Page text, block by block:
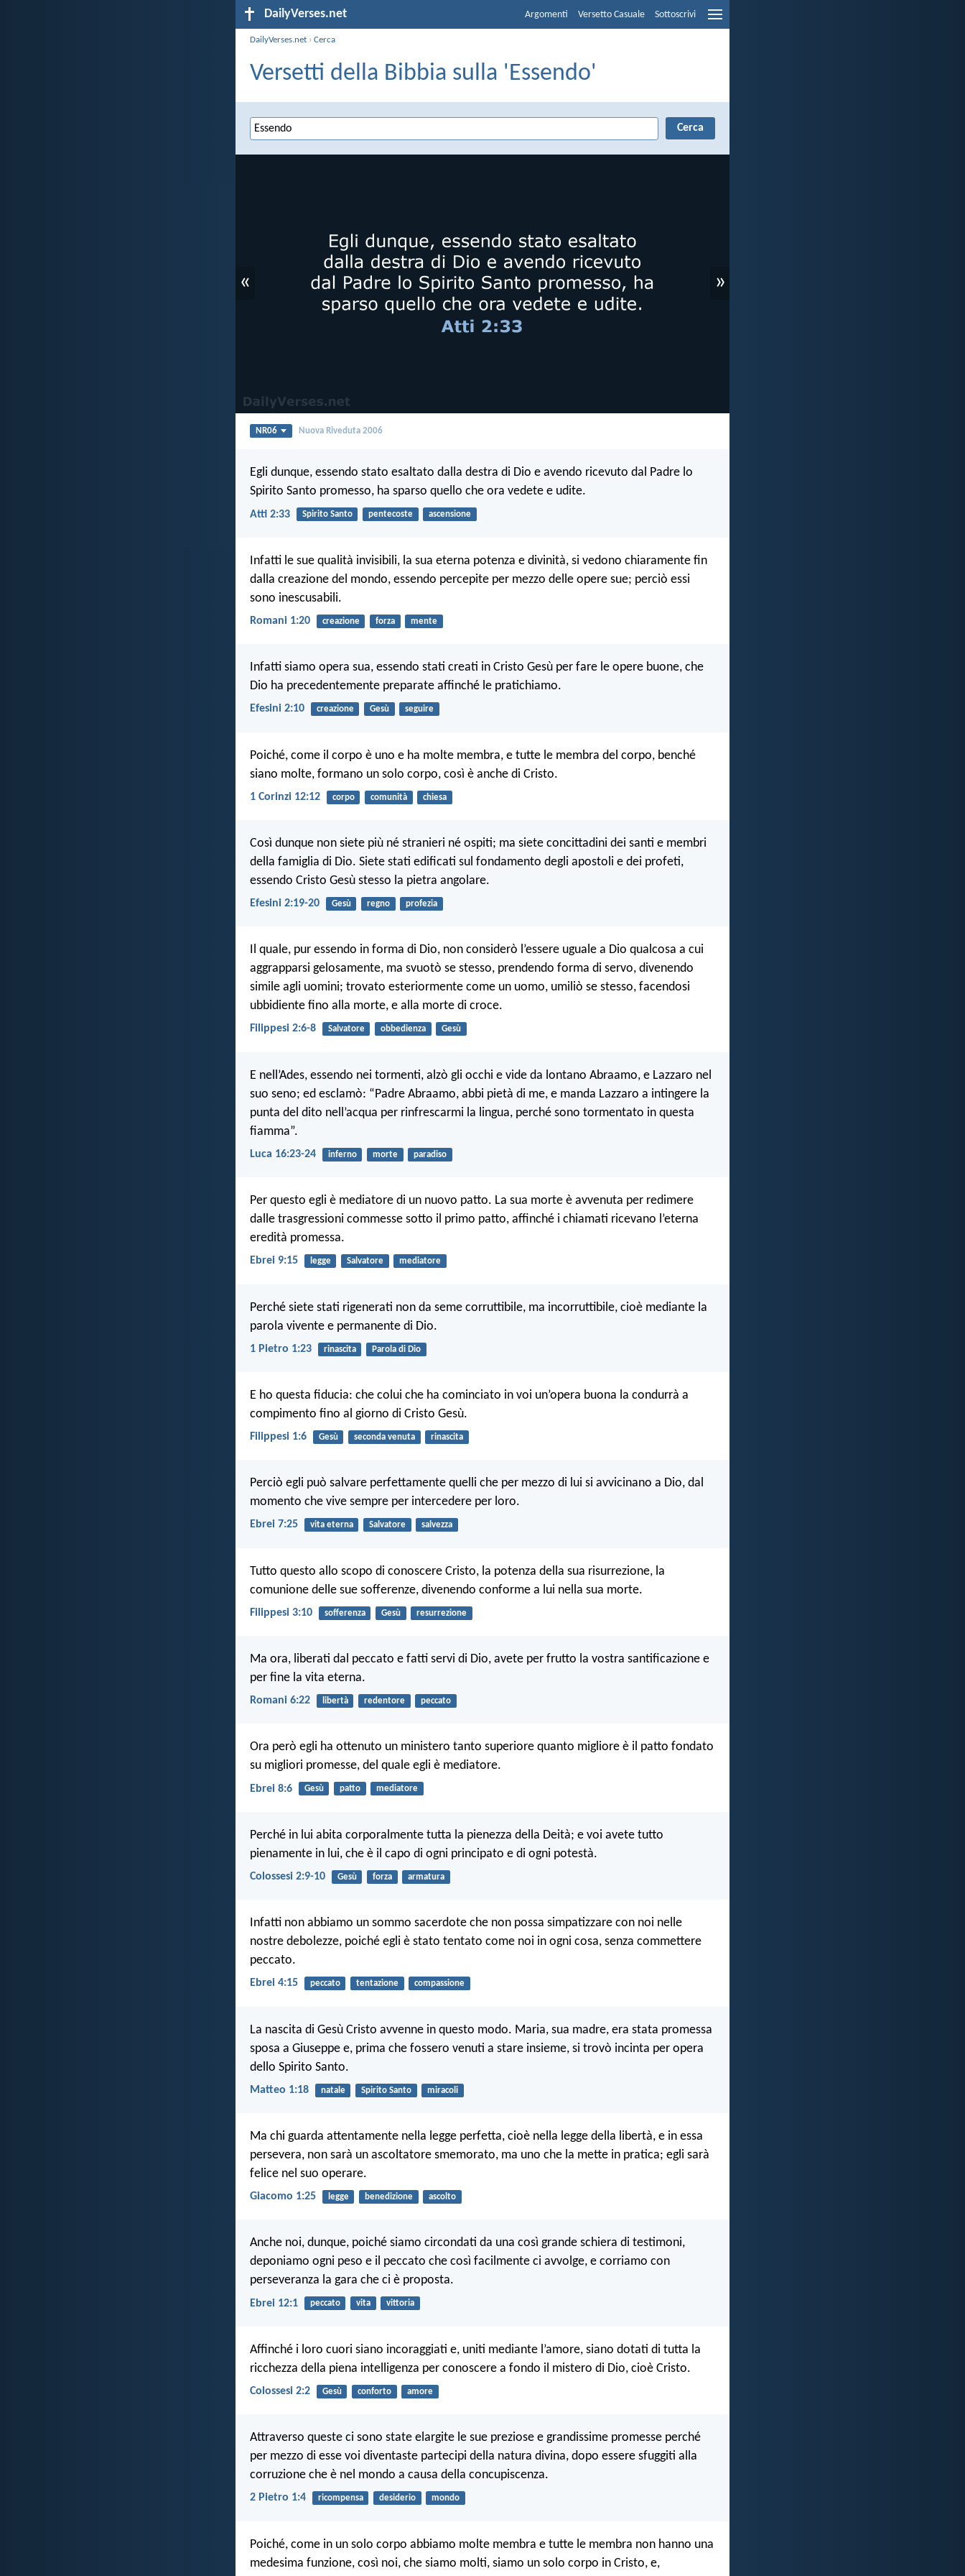
DailyVerses.net Argomenti Versetto Casuale Sottoscrivi
DailyVerses.net ›Cerca
Versetti della Bibbia sulla 'Essendo'
« »
NR06 Nuova Riveduta 2006
Egli dunque, essendo stato esaltato dalla destra di Dio e avendo ricevuto dal Padre lo
Spirito Santo promesso, ha sparso quello che ora vedete e udite.
Atti 2:33 Spirito Santo pentecoste ascensione
Infatti le sue qualità invisibili, la sua eterna potenza e divinità, si vedono chiaramente fin
dalla creazione del mondo, essendo percepite per mezzo delle opere sue; perciò essi
sono inescusabili.
Romani 1:20 creazione forza mente
Infatti siamo opera sua, essendo stati creati in Cristo Gesù per fare le opere buone, che
Dio ha precedentemente preparate affinché le pratichiamo.
Efesini 2:10 creazione Gesù seguire
Poiché, come il corpo è uno e ha molte membra, e tutte le membra del corpo, benché
siano molte, formano un solo corpo, così è anche di Cristo.
1 Corinzi 12:12 corpo comunità chiesa
Così dunque non siete più né stranieri né ospiti; ma siete concittadini dei santi e membri
della famiglia di Dio. Siete stati edificati sul fondamento degli apostoli e dei profeti,
essendo Cristo Gesù stesso la pietra angolare.
Efesini 2:19-20 Gesù regno profezia
Il quale, pur essendo in forma di Dio, non considerò l’essere uguale a Dio qualcosa a cui
aggrapparsi gelosamente, ma svuotò se stesso, prendendo forma di servo, divenendo
simile agli uomini; trovato esteriormente come un uomo, umiliò se stesso, facendosi
ubbidiente fino alla morte, e alla morte di croce.
Filippesi 2:6-8 Salvatore obbedienza Gesù
E nell’Ades, essendo nei tormenti, alzò gli occhi e vide da lontano Abraamo, e Lazzaro nel
suo seno; ed esclamò: “Padre Abraamo, abbi pietà di me, e manda Lazzaro a intingere la
punta del dito nell’acqua per rinfrescarmi la lingua, perché sono tormentato in questa
fiamma”.
Luca 16:23-24 inferno morte paradiso
Per questo egli è mediatore di un nuovo patto. La sua morte è avvenuta per redimere
dalle trasgressioni commesse sotto il primo patto, affinché i chiamati ricevano l’eterna
eredità promessa.
Ebrei 9:15 legge Salvatore mediatore
Perché siete stati rigenerati non da seme corruttibile, ma incorruttibile, cioè mediante la
parola vivente e permanente di Dio.
1 Pietro 1:23 rinascita Parola di Dio
E ho questa fiducia: che colui che ha cominciato in voi un’opera buona la condurrà a
compimento fino al giorno di Cristo Gesù.
Filippesi 1:6 Gesù seconda venuta rinascita
Perciò egli può salvare perfettamente quelli che per mezzo di lui si avvicinano a Dio, dal
momento che vive sempre per intercedere per loro.
Ebrei 7:25 vita eterna Salvatore salvezza
Tutto questo allo scopo di conoscere Cristo, la potenza della sua risurrezione, la
comunione delle sue sofferenze, divenendo conforme a lui nella sua morte.
Filippesi 3:10 sofferenza Gesù resurrezione
Ma ora, liberati dal peccato e fatti servi di Dio, avete per frutto la vostra santificazione e
per fine la vita eterna.
Romani 6:22 libertà redentore peccato
Ora però egli ha ottenuto un ministero tanto superiore quanto migliore è il patto fondato
su migliori promesse, del quale egli è mediatore.
Ebrei 8:6 Gesù patto mediatore
Perché in lui abita corporalmente tutta la pienezza della Deità; e voi avete tutto
pienamente in lui, che è il capo di ogni principato e di ogni potestà.
Colossesi 2:9-10 Gesù forza armatura
Infatti non abbiamo un sommo sacerdote che non possa simpatizzare con noi nelle
nostre debolezze, poiché egli è stato tentato come noi in ogni cosa, senza commettere
peccato.
Ebrei 4:15 peccato tentazione compassione
La nascita di Gesù Cristo avvenne in questo modo. Maria, sua madre, era stata promessa
sposa a Giuseppe e, prima che fossero venuti a stare insieme, si trovò incinta per opera
dello Spirito Santo.
Matteo 1:18 natale Spirito Santo miracoli
Ma chi guarda attentamente nella legge perfetta, cioè nella legge della libertà, e in essa
persevera, non sarà un ascoltatore smemorato, ma uno che la mette in pratica; egli sarà
felice nel suo operare.
Giacomo 1:25 legge benedizione ascolto
Anche noi, dunque, poiché siamo circondati da una così grande schiera di testimoni,
deponiamo ogni peso e il peccato che così facilmente ci avvolge, e corriamo con
perseveranza la gara che ci è proposta.
Ebrei 12:1 peccato vita vittoria
Affinché i loro cuori siano incoraggiati e, uniti mediante l’amore, siano dotati di tutta la
ricchezza della piena intelligenza per conoscere a fondo il mistero di Dio, cioè Cristo.
Colossesi 2:2 Gesù conforto amore
Attraverso queste ci sono state elargite le sue preziose e grandissime promesse perché
per mezzo di esse voi diventaste partecipi della natura divina, dopo essere sfuggiti alla
corruzione che è nel mondo a causa della concupiscenza.
2 Pietro 1:4 ricompensa desiderio mondo
Poiché, come in un solo corpo abbiamo molte membra e tutte le membra non hanno una
medesima funzione, così noi, che siamo molti, siamo un solo corpo in Cristo, e,